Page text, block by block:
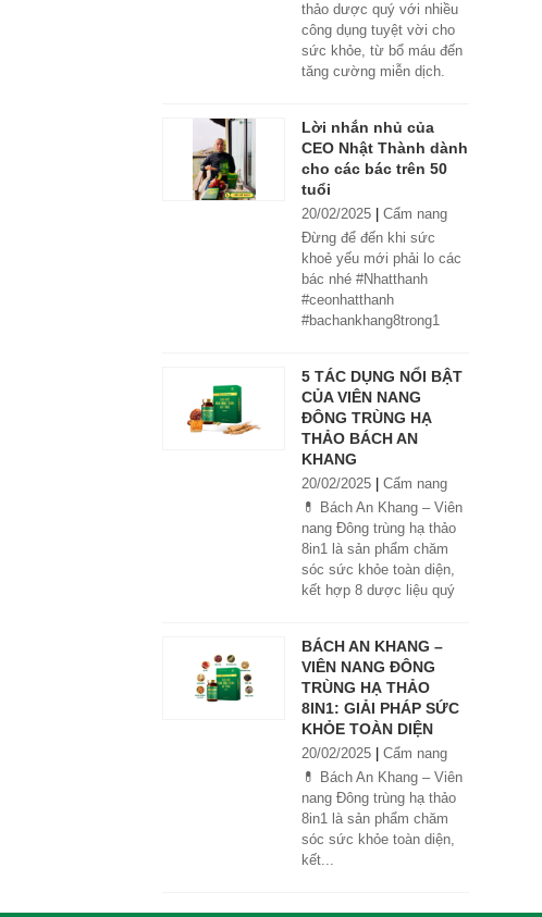
thảo dược quý với nhiều
công dụng tuyệt vời cho
sức khỏe, từ bổ máu đến
tăng cường miễn dịch.
Lời nhắn nhủ của
CEO Nhật Thành dành
cho các bác trên 50
tuổi
20/02/2025
Cẩm nang
Đừng để đến khi sức
khoẻ yếu mới phải lo các
bác nhé #Nhatthanh
#ceonhatthanh
#bachankhang8trong1
#khoetubentrong
#nhatthanhbak
5 TÁC DỤNG NỔI BẬT
CỦA VIÊN NANG
ĐÔNG TRÙNG HẠ
THẢO BÁCH AN
KHANG
20/02/2025
Cẩm nang
💊 Bách An Khang – Viên
nang Đông trùng hạ thảo
8in1 là sản phẩm chăm
sóc sức khỏe toàn diện,
kết hợp 8 dược liệu quý
ngủ ngon, giảm mệt mỏi.
Sản phẩm được sản xuất
tại nhà máy đạt chuẩn
GMP, sử dụng công nghệ
cao khô đậm đặc gấp 10
lần, giúp hấp thu nhanh và
hiệu quả hơn.
BÁCH AN KHANG –
VIÊN NANG ĐÔNG
TRÙNG HẠ THẢO
8IN1: GIẢI PHÁP SỨC
KHỎE TOÀN DIỆN
20/02/2025
Cẩm nang
💊 Bách An Khang – Viên
nang Đông trùng hạ thảo
8in1 là sản phẩm chăm
sóc sức khỏe toàn diện,
kết...